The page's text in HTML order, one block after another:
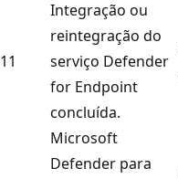
11
Integração ou
reintegração do
serviço Defender
for Endpoint
concluída.
Microsoft
Defender para